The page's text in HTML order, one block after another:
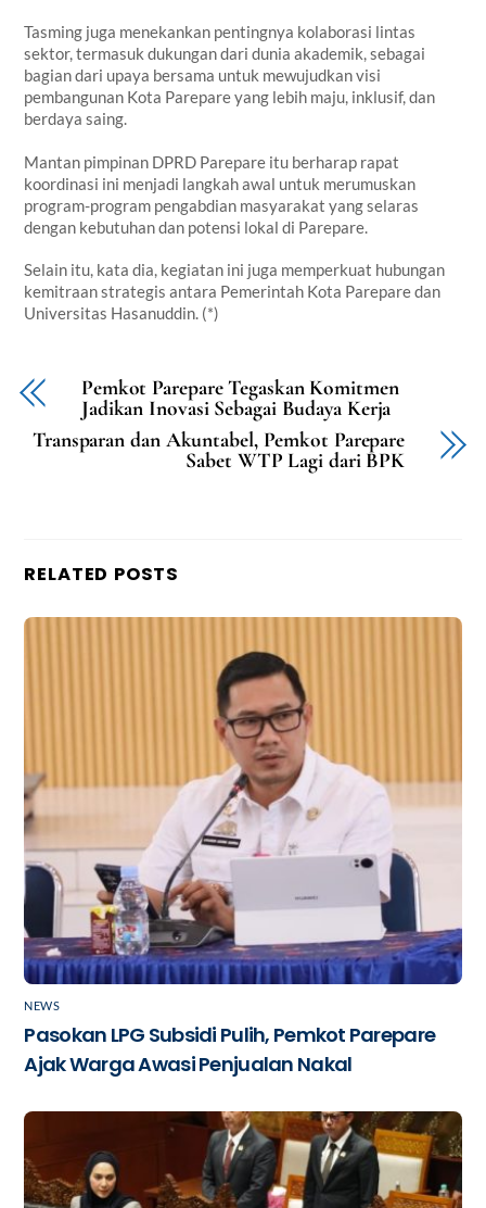
Tasming juga menekankan pentingnya kolaborasi lintas
sektor, termasuk dukungan dari dunia akademik, sebagai
bagian dari upaya bersama untuk mewujudkan visi
pembangunan Kota Parepare yang lebih maju, inklusif, dan
berdaya saing.
Mantan pimpinan DPRD Parepare itu berharap rapat
koordinasi ini menjadi langkah awal untuk merumuskan
program-program pengabdian masyarakat yang selaras
dengan kebutuhan dan potensi lokal di Parepare.
Selain itu, kata dia, kegiatan ini juga memperkuat hubungan
kemitraan strategis antara Pemerintah Kota Parepare dan
Universitas Hasanuddin. (*)
Pemkot Parepare Tegaskan Komitmen
Jadikan Inovasi Sebagai Budaya Kerja
Transparan dan Akuntabel, Pemkot Parepare
Sabet WTP Lagi dari BPK
RELATED POSTS
NEWS
Pasokan LPG Subsidi Pulih, Pemkot Parepare
Ajak Warga Awasi Penjualan Nakal